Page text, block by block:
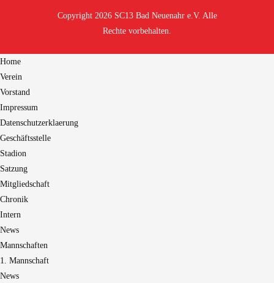
Copyright 2026 SC13 Bad Neuenahr e.V. Alle
Rechte vorbehalten.
Home
Verein
Vorstand
Impressum
Datenschutzerklaerung
Geschäftsstelle
Stadion
Satzung
Mitgliedschaft
Chronik
Intern
News
Mannschaften
1. Mannschaft
News